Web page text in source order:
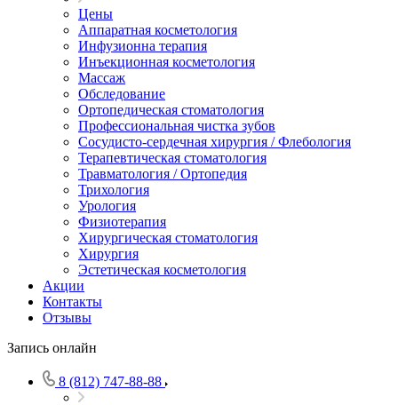
Цены
Аппаратная косметология
Инфузионна терапия
Инъекционная косметология
Массаж
Обследование
Ортопедическая стоматология
Профессиональная чистка зубов
Сосудисто-сердечная хирургия / Флебология
Терапевтическая стоматология
Травматология / Ортопедия
Трихология
Урология
Физиотерапия
Хирургическая стоматология
Хирургия
Эстетическая косметология
Акции
Контакты
Отзывы
Запись онлайн
8 (812) 747-88-88